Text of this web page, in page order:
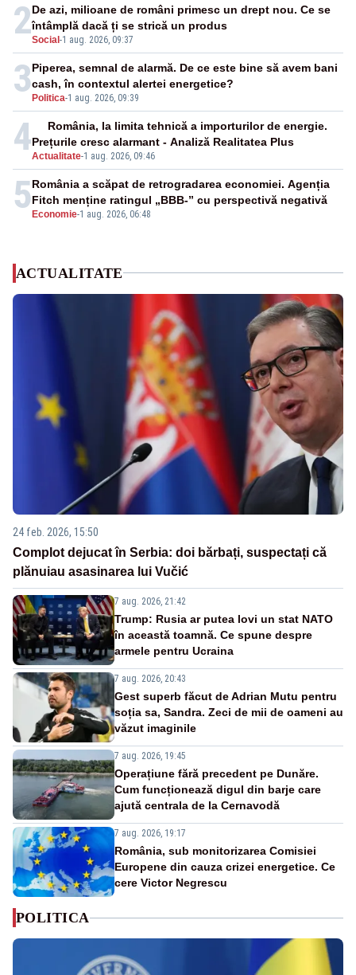
2Social-1 aug. 2026, 09:37
De azi, milioane de români primesc un drept nou. Ce se
întâmplă dacă ți se strică un produs
3Politica-1 aug. 2026, 09:39
Piperea, semnal de alarmă. De ce este bine să avem bani
cash, în contextul alertei energetice?
4Actualitate-1 aug. 2026, 09:46
România, la limita tehnică a importurilor de energie.
Prețurile cresc alarmant - Analiză Realitatea Plus
5Economie-1 aug. 2026, 06:48
România a scăpat de retrogradarea economiei. Agenția
Fitch menține ratingul „BBB-” cu perspectivă negativă
ACTUALITATE
24 feb. 2026, 15:50
Complot dejucat în Serbia: doi bărbați, suspectați că
plănuiau asasinarea lui Vučić
7 aug. 2026, 21:42
Trump: Rusia ar putea lovi un stat NATO
în această toamnă. Ce spune despre
armele pentru Ucraina
7 aug. 2026, 20:43
Gest superb făcut de Adrian Mutu pentru
soția sa, Sandra. Zeci de mii de oameni au
văzut imaginile
7 aug. 2026, 19:45
Operațiune fără precedent pe Dunăre.
Cum funcționează digul din barje care
ajută centrala de la Cernavodă
7 aug. 2026, 19:17
România, sub monitorizarea Comisiei
Europene din cauza crizei energetice. Ce
cere Victor Negrescu
POLITICA